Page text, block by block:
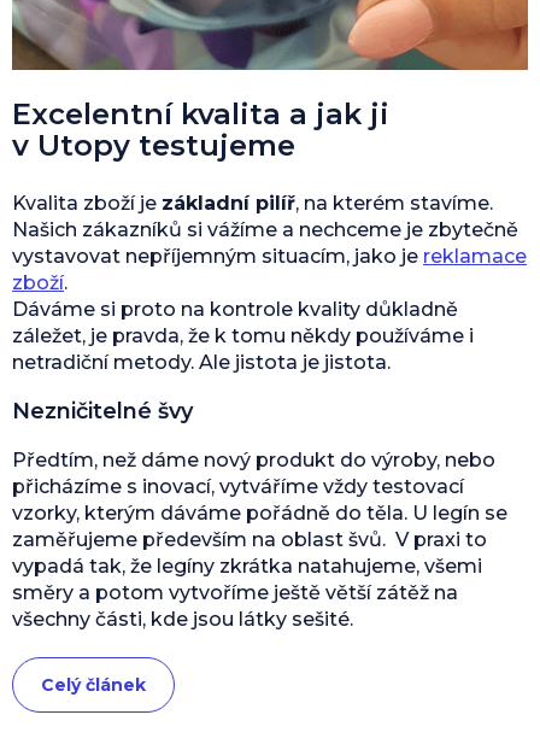
Excelentní kvalita a jak ji
v Utopy testujeme
Kvalita zboží je základní pilíř, na kterém stavíme.
Našich zákazníků si vážíme a nechceme je zbytečně
vystavovat nepříjemným situacím, jako je reklamace
zboží.
Dáváme si proto na kontrole kvality důkladně
záležet, je pravda, že k tomu někdy používáme i
netradiční metody. Ale jistota je jistota.
Nezničitelné švy
Předtím, než dáme nový produkt do výroby, nebo
přicházíme s inovací, vytváříme vždy testovací
vzorky, kterým dáváme pořádně do těla. U legín se
zaměřujeme především na oblast švů. V praxi to
vypadá tak, že legíny zkrátka natahujeme, všemi
směry a potom vytvoříme ještě větší zátěž na
všechny části, kde jsou látky sešité.
Celý článek